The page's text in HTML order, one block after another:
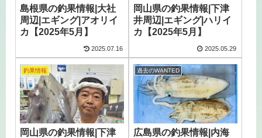
島根県の釣果情報|大社
周辺|エギング|アオリイ
カ【2025年5月】
2025.07.16
岡山県の釣果情報|下津
井周辺|エギング|ハリイ
カ【2025年5月】
2025.05.29
釣果情報
岡山県の釣果情報|下津
過去のWANTED
広島県の釣果情報|内海